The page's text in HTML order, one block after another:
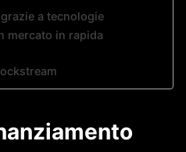
a tecnologie
mercato in rapida